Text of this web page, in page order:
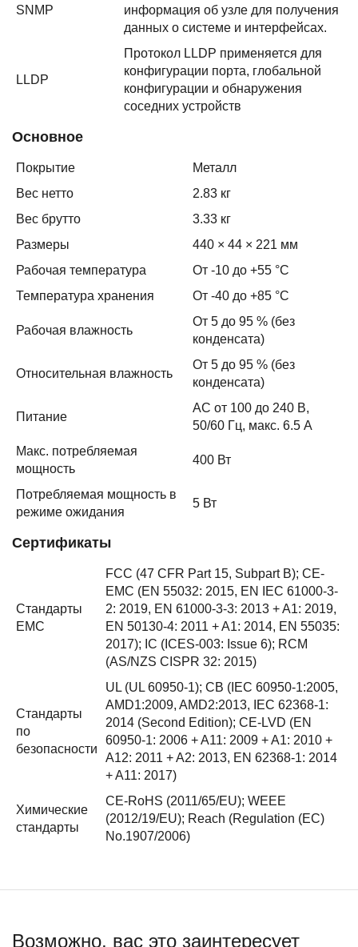
SNMP
информация об узле для получения
данных о системе и интерфейсах.
LLDP
Протокол LLDP применяется для
конфигурации порта, глобальной
конфигурации и обнаружения
соседних устройств
Основное
Покрытие
Металл
Вес нетто
2.83 кг
Вес брутто
3.33 кг
Размеры
440 × 44 × 221 мм
Рабочая температура
От -10 до +55 °C
Температура хранения
От -40 до +85 °C
Рабочая влажность
От 5 до 95 % (без
конденсата)
Относительная влажность
От 5 до 95 % (без
конденсата)
Питание
AC от 100 до 240 В,
50/60 Гц, макс. 6.5 А
Макс. потребляемая
мощность
400 Вт
Потребляемая мощность в
режиме ожидания
5 Вт
Сертификаты
Стандарты
EMC
FCC (47 CFR Part 15, Subpart B); CE-
EMC (EN 55032: 2015, EN IEC 61000-3-
2: 2019, EN 61000-3-3: 2013 + A1: 2019,
EN 50130-4: 2011 + A1: 2014, EN 55035:
2017); IC (ICES-003: Issue 6); RCM
(AS/NZS CISPR 32: 2015)
Стандарты
по
безопасности
UL (UL 60950-1); CB (IEC 60950-1:2005,
AMD1:2009, AMD2:2013, IEC 62368-1:
2014 (Second Edition); CE-LVD (EN
60950-1: 2006 + A11: 2009 + A1: 2010 +
A12: 2011 + A2: 2013, EN 62368-1: 2014
+ A11: 2017)
Химические
стандарты
CE-RoHS (2011/65/EU); WEEE
(2012/19/EU); Reach (Regulation (EC)
No.1907/2006)
Возможно, вас это заинтересует